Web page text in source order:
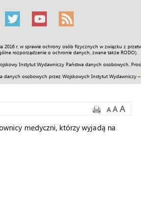
2016 r. w sprawie ochrony osób fizycznych w związku z
rozporządzenie o ochronie danych, zwane także RODO).
Instytut Wydawniczy Państwa danych osobowych.
danych osobowych przez Wojskowych Instytut Wydawniczy –
Historia Galerie Wideo
A A A
medyczni, którzy wyjadą na